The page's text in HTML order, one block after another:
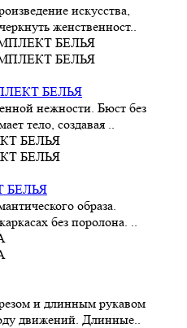
искусства,
женственност..
БЕЛЬЯ
нежности. Бюст без
тело, создавая ..
БЕЛЬЯ
образа.
без поролона. ..
и длинным рукавом
движений. Длинные..